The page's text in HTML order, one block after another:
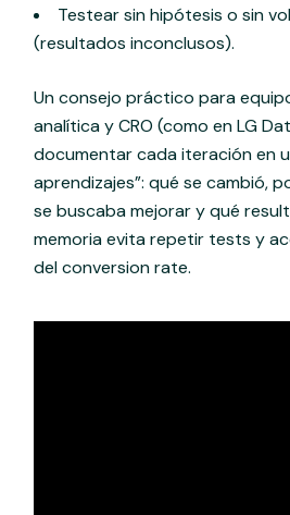
Testear sin hipótesis o sin
(resultados inconclusos).
Un consejo práctico para
analítica y CRO (como en LG
documentar cada iteración en
aprendizajes”: qué se cambió,
se buscaba mejorar y qué
memoria evita repetir tests y
del conversion rate.